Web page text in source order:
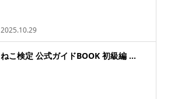
2025.10.29
ねこ検定 公式ガイドBOOK 初級編 ...